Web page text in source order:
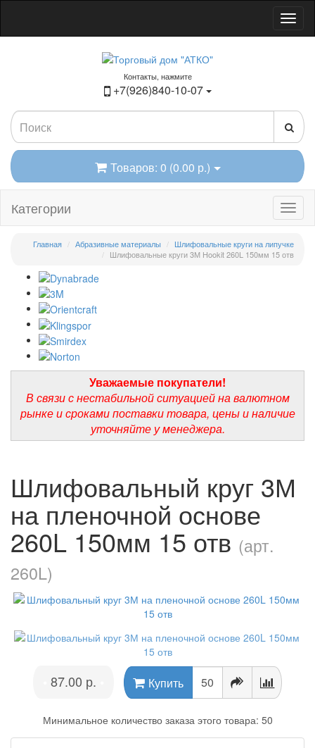
Контакты, нажмите
+7(926)840-10-07
Товаров: 0 (0.00 р.)
Категории
Главная Абразивные материалы
Шлифовальные круги на липучке
Шлифовальные круги 3М Hookit 260L 150мм 15 отв
Уважаемые покупатели!
В связи с нестабильной ситуацией на валютном
рынке и сроками поставки товара, цены и наличие
уточняйте у менеджера.
Шлифовальный круг 3М
на пленочной основе
260L 150мм 15 отв (арт.
260L)
87.00 р. Купить
Минимальное количество заказа этого товара: 50